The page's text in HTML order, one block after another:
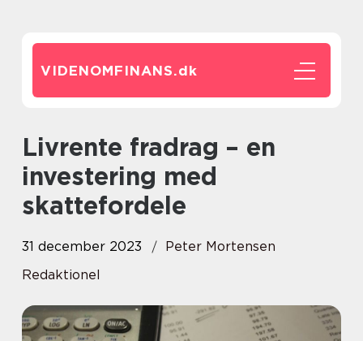
VIDENOMFINANS.dk
Livrente fradrag – en
investering med
skattefordele
31 december 2023
Peter Mortensen
Redaktionel